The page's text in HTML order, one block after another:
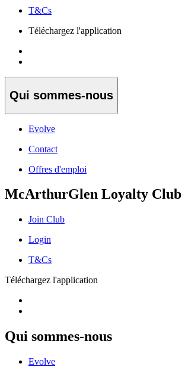
T&Cs
Téléchargez l'application
Qui sommes-nous
Evolve
Contact
Offres d'emploi
McArthurGlen Loyalty Club
Join Club
Login
T&Cs
Téléchargez l'application
Qui sommes-nous
Evolve